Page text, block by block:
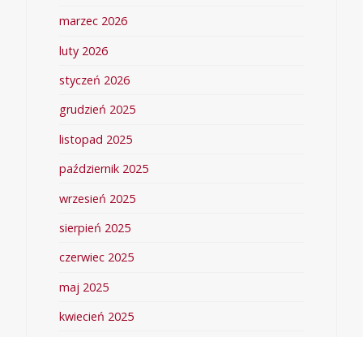
marzec 2026
luty 2026
styczeń 2026
grudzień 2025
listopad 2025
październik 2025
wrzesień 2025
sierpień 2025
czerwiec 2025
maj 2025
kwiecień 2025